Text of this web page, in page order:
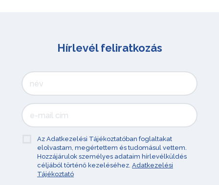
Hírlevél feliratkozás
Az Adatkezelési Tájékoztatóban foglaltakat
elolvastam, megértettem és tudomásul vettem.
Hozzájárulok személyes adataim hírlevélküldés
céljából történő kezeléséhez. Adatkezelési
Tájékoztató